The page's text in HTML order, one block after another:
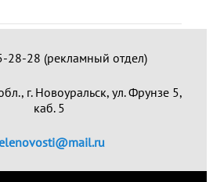
28-28 (рекламный отдел)
г. Новоуральск, ул. Фрунзе 5,
каб. 5